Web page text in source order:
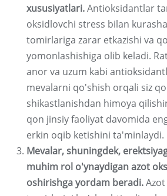
xususiyatlari.Antioksidantlar
oksidlovchi stress bilan
tomirlariga zarar etkazishi va
yomonlashishiga olib keladi.
anor va uzum kabi
mevalarni qo'shish orqali siz
shikastlanishdan himoya
qon jinsiy faoliyat davomida
erkin oqib ketishini ta'minlaydi.
Mevalar, shuningdek,
muhim rol o'ynaydigan azot
oshirishga yordam beradi.